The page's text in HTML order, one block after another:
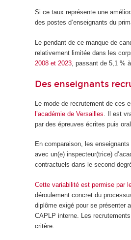
Si ce taux représente une
des postes d’enseignants du
Le pendant de ce manque de
relativement limitée dans les
2008 et 2023 , passant de 5,1 %
Des enseignants
Le mode de recrutement de ces
l’académie de Versailles . Il est
par des épreuves écrites puis
En comparaison, les
avec un(e) inspecteur(trice)
contractuels dans le second
Cette variabilité est permise par
déroulement concret du
diplôme exigé pour se présenter
CAPLP interne. Les
critère.